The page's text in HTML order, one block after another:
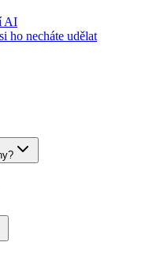
AI
ho necháte udělat